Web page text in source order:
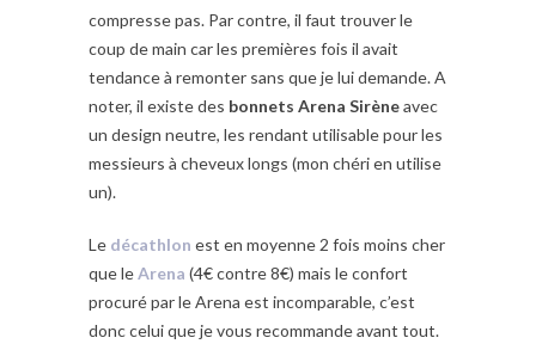
compresse pas. Par contre, il faut trouver le
coup de main car les premières fois il avait
tendance à remonter sans que je lui demande. A
noter, il existe des bonnets Arena Sirèneavec
un design neutre, les rendant utilisable pour les
messieurs à cheveux longs (mon chéri en utilise
un).
Le décathlon est en moyenne 2 fois moins cher
que leArena (4€ contre 8€) mais le confort
procuré par le Arena est incomparable, c’est
donc celui que je vous recommande avant tout.